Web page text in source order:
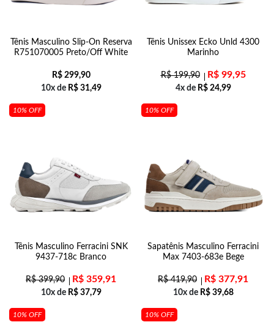
Tênis Masculino Slip-On Reserva
R751070005 Preto/Off White
R$299,90
10x de R$31,49
Tênis Unissex Ecko Unld 4300
Marinho
R$199,90 R$99,95
4x de R$24,99
10% OFF
Tênis Masculino Ferracini SNK
9437-718c Branco
R$399,90 R$ 359,91
10x de R$37,79
10% OFF
Sapatênis Masculino Ferracini
Max 7403-683e Bege
R$419,90 R$ 377,91
10x de R$39,68
10% OFF 10% OFF